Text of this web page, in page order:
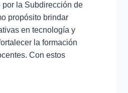
la Subdirección de
propósito brindar
en tecnología y
la formación
Con estos